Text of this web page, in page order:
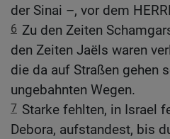
der Sinai –, vor dem
6 Zu den Zeiten
den Zeiten Jaëls waren
die da auf Straßen gehen
ungebahnten Wegen.
7 Starke fehlten, in Israel
Debora, aufstandest, bis